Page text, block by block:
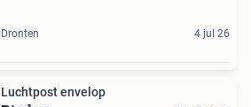
Dronten 4 jul 26
Luchtpost envelop